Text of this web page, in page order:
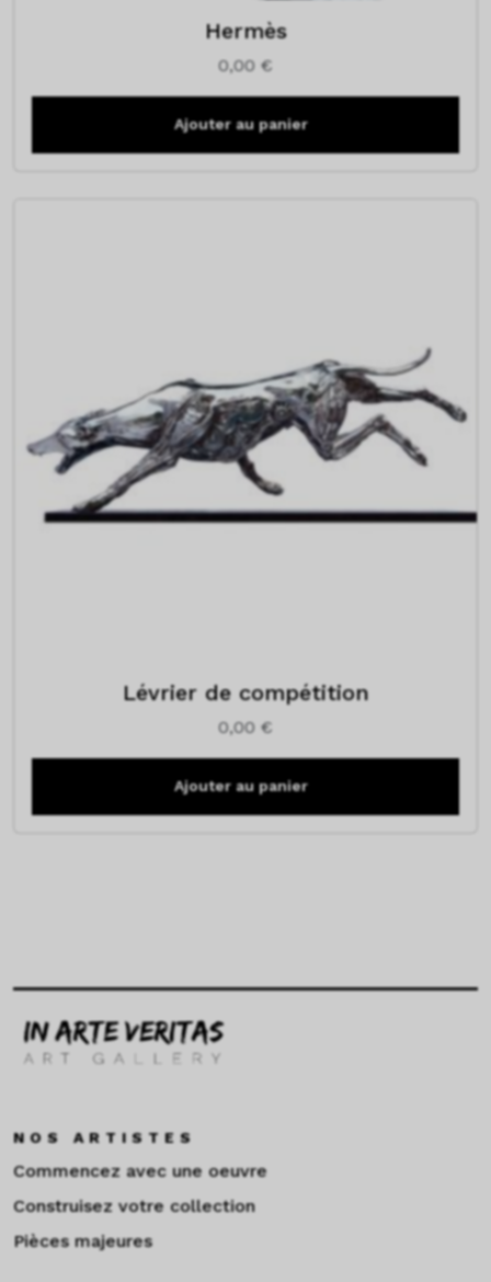
Hermès
0,00 €
Ajouter au panier
Lévrier de compétition
0,00 €
Ajouter au panier
NOS ARTISTES
Commencez avec une oeuvre
Construisez votre collection
Pièces majeures